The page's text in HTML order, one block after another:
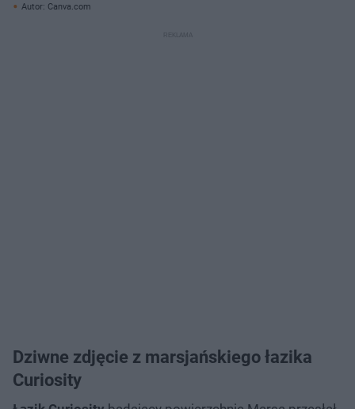
Autor: Canva.com
Dziwne zdjęcie z marsjańskiego łazika
Curiosity